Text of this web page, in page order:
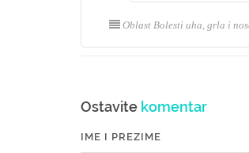
Oblast Bolesti uha, grla i
Ostavite komentar
IME I PREZIME